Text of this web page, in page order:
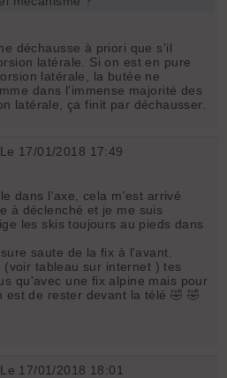
déchausse à priori que s'il
latérale. Si on est en pure
latérale, la butée ne
dans l'immense majorité des
latérale, ça finit par déchausser.
17/01/2018 17:49
dans l'axe, cela m'est arrivé
à déclenché et je me suis
les skis toujours au pieds dans
saute de la fix à l'avant.
tableau sur internet ) tes
qu'avec une fix alpine mais pour
est de rester devant la télé 🤣 🤣
17/01/2018 18:01